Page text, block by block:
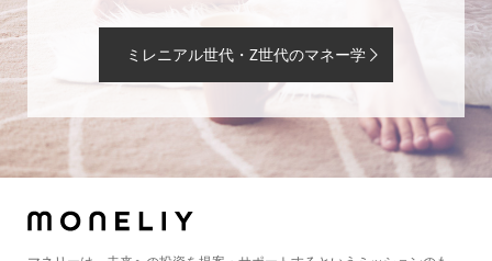
ミレニアル世代・Z世代のマネー学